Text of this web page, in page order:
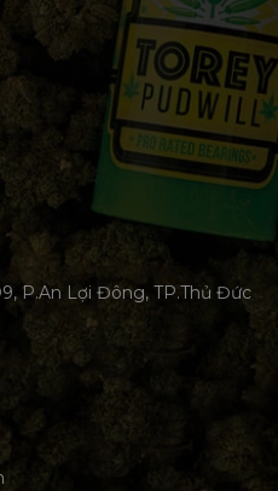
P.An Lợi Đông, TP.Thủ Đức